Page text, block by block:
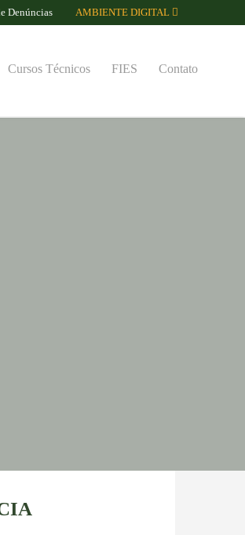
Denúncias AMBIENTE DIGITAL
Cursos Técnicos FIES Contato